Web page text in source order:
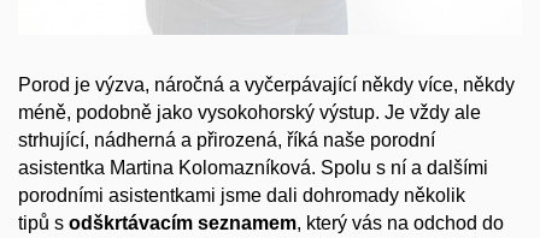
Porod je výzva, náročná a vyčerpávající někdy více, někdy
méně, podobně jako vysokohorský výstup. Je vždy ale
strhující, nádherná a přirozená, říká naše porodní
asistentka Martina Kolomazníková. Spolu s ní a dalšími
porodními asistentkami jsme dali dohromady několik
tipů s odškrtávacím seznamem, který vás na odchod do